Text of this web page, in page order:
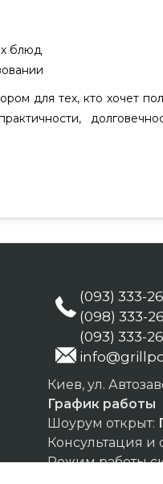
блюд
для тех, кто хочет
Другие аксессуары для
нашим экспертам по
(093) 333-
(098) 333-
(093) 333-
Киев, ул.
График работы
Шоурум открыт:
Консультация и
Режим работы